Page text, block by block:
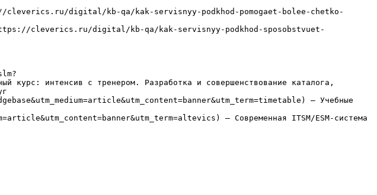
cleverics.ru/digital/kb-qa/kak-servisnyy-podkhod-pomogaet-bolee-chetko-
cleverics.ru/digital/kb-qa/kak-servisnyy-podkhod-sposobstvuet-
курс: интенсив с тренером. Разработка и совершенствование каталога,
— Учебные
— Современная ITSM/ESM-система